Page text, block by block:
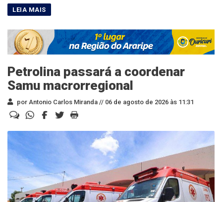
Petrolina passará a coordenar
Samu macrorregional
por Antonio Carlos Miranda // 06 de agosto de 2026 às 11:31